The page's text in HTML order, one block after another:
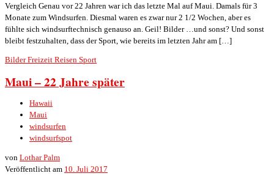
Vergleich Genau vor 22 Jahren war ich das letzte Mal auf Maui. Damals für 3
Monate zum Windsurfen. Diesmal waren es zwar nur 2 1/2 Wochen, aber es
fühlte sich windsurftechnisch genauso an. Geil! Bilder …und sonst? Und sonst
bleibt festzuhalten, dass der Sport, wie bereits im letzten Jahr am […]
Bilder Freizeit Reisen Sport
Maui – 22 Jahre später
Hawaii
Maui
windsurfen
windsurfspot
von Lothar Palm
Veröffentlicht am 10. Juli 2017